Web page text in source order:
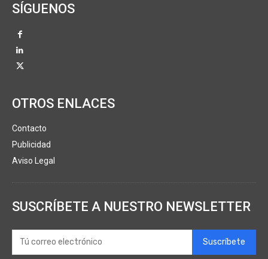
SÍGUENOS
OTROS ENLACES
Contacto
Publicidad
Aviso Legal
SUSCRÍBETE A NUESTRO NEWSLETTER
Suscríbete